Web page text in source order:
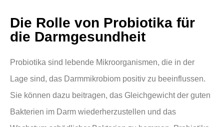
Die Rolle von Probiotika für
die Darmgesundheit
Probiotika sind lebende Mikroorganismen, die in der
Lage sind, das Darmmikrobiom positiv zu beeinflussen.
Sie können dazu beitragen, das Gleichgewicht der guten
Bakterien im Darm wiederherzustellen und das